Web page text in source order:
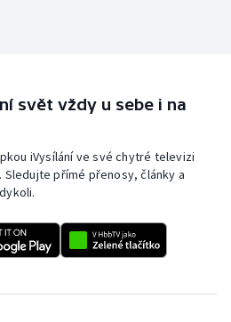
svět vždy u sebe i na
iVysílání ve své chytré televizi
přímé přenosy, články a